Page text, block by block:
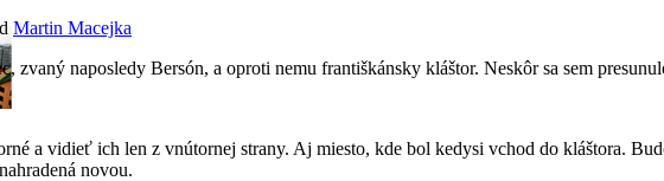
Martin Macejka
zvaný naposledy Bersón, a oproti nemu františkánsky kláštor. Neskôr sa sem
a vidieť ich len z vnútornej strany. Aj miesto, kde bol kedysi vchod do kláštora.
novou.